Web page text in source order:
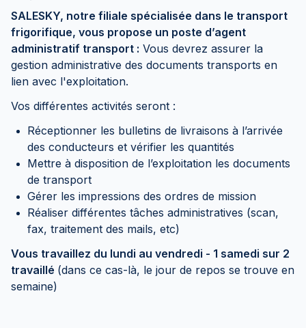
SALESKY, notre filiale spécialisée dans le transport
frigorifique, vous propose un poste d’agent
administratif transport : Vous devrez assurer la
gestion administrative des documents transports en
lien avec l'exploitation.
Vos différentes activités seront :
Réceptionner les bulletins de livraisons à l’arrivée
des conducteurs et vérifier les quantités
Mettre à disposition de l’exploitation les documents
de transport
Gérer les impressions des ordres de mission
Réaliser différentes tâches administratives (scan,
fax, traitement des mails, etc)
Vous travaillez du lundi au vendredi - 1 samedi sur 2
travaillé (dans ce cas-là, le jour de repos se trouve en
semaine)